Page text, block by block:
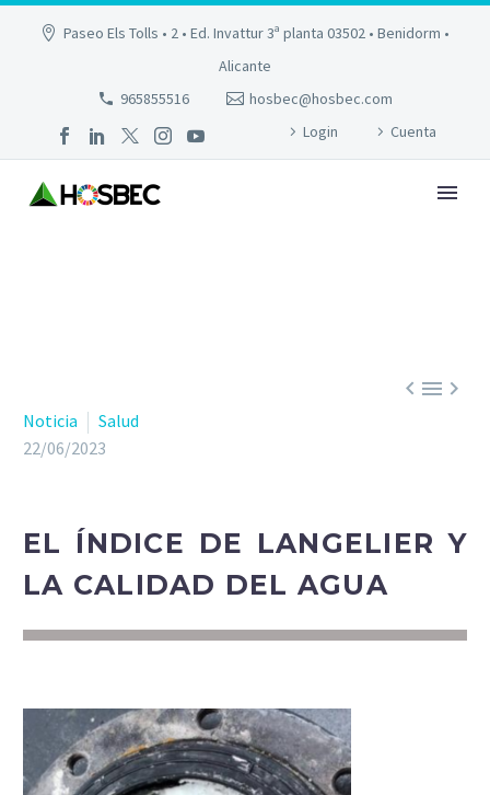
Paseo Els Tolls • 2 • Ed. Invattur 3ª planta 03502 • Benidorm •
Alicante
965855516
hosbec@hosbec.com
Login
Cuenta

Noticia
Salud
22/06/2023
EL ÍNDICE DE LANGELIER Y
LA CALIDAD DEL AGUA